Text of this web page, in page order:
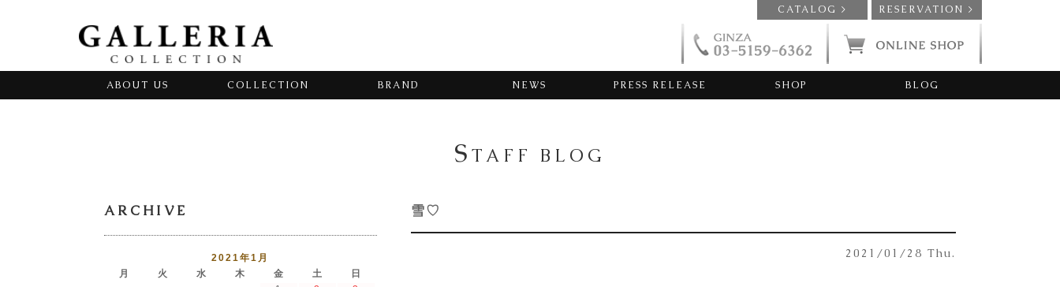
CATALOG > RESERVATION >
ABOUT US COLLECTION BRAND NEWS PRESS RELEASE SHOP BLOG
S TAFF BLOG
雪♡
2021/01/28 Thu.
ARCHIVE
2021年1月
月
火 水 木 金 土 日